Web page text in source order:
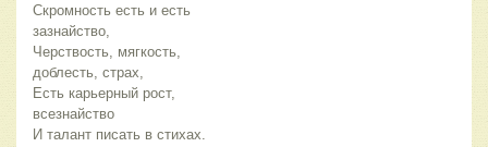
Скромность есть и есть
зазнайство,
Черствость, мягкость,
доблесть, страх,
Есть карьерный рост,
всезнайство
И талант писать в стихах.